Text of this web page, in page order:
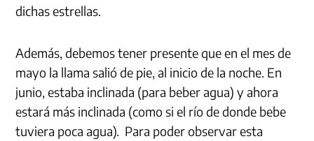
dichas estrellas.
Además, debemos tener presente que en el mes de
mayo la llama salió de pie, al inicio de la noche. En
junio, estaba inclinada (para beber agua) y ahora
estará más inclinada (como si el río de donde bebe
tuviera poca agua). Para poder observar esta